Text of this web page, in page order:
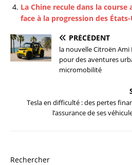
La Chine recule dans la
face à la progression des
PRÉCÉDENT
la nouvelle Citroën Ami
pour des aventures
micromobilité
Tesla en difficulté : des pertes
l’assurance de ses
Rechercher